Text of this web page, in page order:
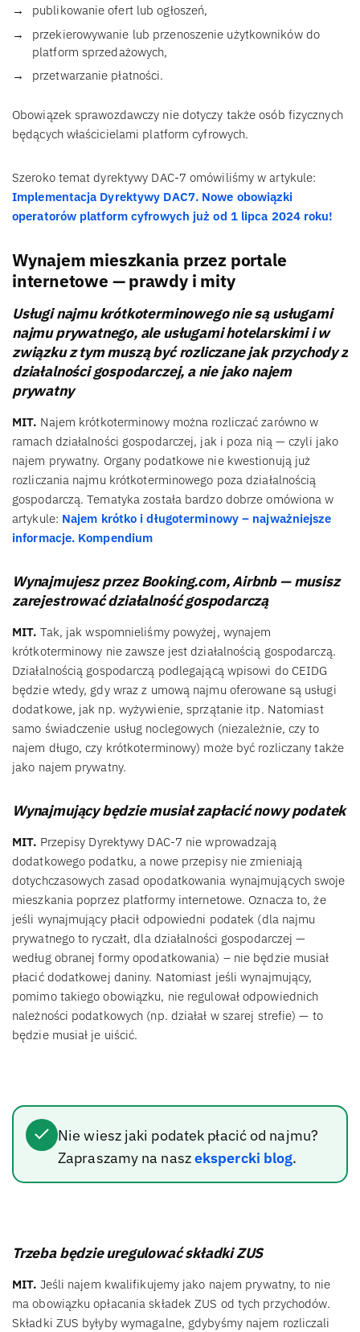
publikowanie ofert lub ogłoszeń,
przekierowywanie lub przenoszenie użytkowników do
platform sprzedażowych,
przetwarzanie płatności.
Obowiązek sprawozdawczy nie dotyczy także osób fizycznych
będących właścicielami platform cyfrowych.
Szeroko temat dyrektywy DAC-7 omówiliśmy w artykule:
Implementacja Dyrektywy DAC7. Nowe obowiązki
operatorów platform cyfrowych już od 1 lipca 2024 roku!
Wynajem mieszkania przez portale
internetowe — prawdy i mity
Usługi najmu krótkoterminowego nie są usługami
najmu prywatnego, ale usługami hotelarskimi i w
związku z tym muszą być rozliczane jak przychody z
działalności gospodarczej, a nie jako najem
prywatny
MIT. Najem krótkoterminowy można rozliczać zarówno w
ramach działalności gospodarczej, jak i poza nią — czyli jako
najem prywatny. Organy podatkowe nie kwestionują już
rozliczania najmu krótkoterminowego poza działalnością
gospodarczą. Tematyka została bardzo dobrze omówiona w
artykule: Najem krótko i długoterminowy – najważniejsze
informacje. Kompendium
Wynajmujesz przez Booking.com, Airbnb — musisz
zarejestrować działalność gospodarczą
MIT. Tak, jak wspomnieliśmy powyżej, wynajem
krótkoterminowy nie zawsze jest działalnością gospodarczą.
Działalnością gospodarczą podlegającą wpisowi do CEIDG
będzie wtedy, gdy wraz z umową najmu oferowane są usługi
dodatkowe, jak np. wyżywienie, sprzątanie itp. Natomiast
samo świadczenie usług noclegowych (niezależnie, czy to
najem długo, czy krótkoterminowy) może być rozliczany także
jako najem prywatny.
Wynajmujący będzie musiał zapłacić nowy podatek
MIT. Przepisy Dyrektywy DAC-7 nie wprowadzają
dodatkowego podatku, a nowe przepisy nie zmieniają
dotychczasowych zasad opodatkowania wynajmujących swoje
mieszkania poprzez platformy internetowe. Oznacza to, że
jeśli wynajmujący płacił odpowiedni podatek (dla najmu
prywatnego to ryczałt, dla działalności gospodarczej —
według obranej formy opodatkowania) – nie będzie musiał
płacić dodatkowej daniny. Natomiast jeśli wynajmujący,
pomimo takiego obowiązku, nie regulował odpowiednich
należności podatkowych (np. działał w szarej strefie) — to
będzie musiał je uiścić.
Nie wiesz jaki podatek płacić od najmu?
Zapraszamy na naszekspercki blog.
Trzeba będzie uregulować składki ZUS
MIT. Jeśli najem kwalifikujemy jako najem prywatny, to nie
ma obowiązku opłacania składek ZUS od tych przychodów.
Składki ZUS byłyby wymagalne, gdybyśmy najem rozliczali